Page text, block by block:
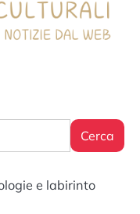
Cerca
e labirinto